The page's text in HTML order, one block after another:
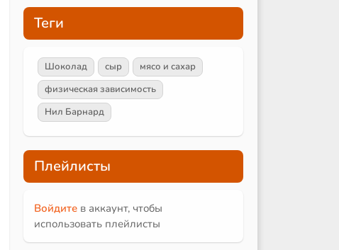
Теги
Шоколад сыр
мясо и сахар
физическая зависимость
Нил Барнард
Плейлисты
Войдите в аккаунт, чтобы
использовать плейлисты